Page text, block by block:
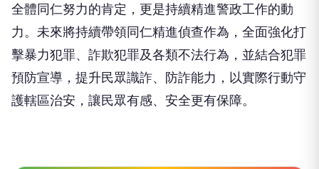
全體同仁努力的肯定，更是持續精進警政工作的動
力。未來將持續帶領同仁精進偵查作為，全面強化打
擊暴力犯罪、詐欺犯罪及各類不法行為，並結合犯罪
預防宣導，提升民眾識詐、防詐能力，以實際行動守
護轄區治安，讓民眾有感、安全更有保障。